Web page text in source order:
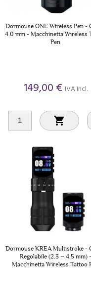
Dormouse ONE Wireless Pen -
4.0 mm - Macchinetta Wireless
Pen
149,00 € IVA Incl.

Dormouse KREA Multistroke -
Regolabile (2.3 – 4.5 mm) -
Macchinetta Wireless Tattoo